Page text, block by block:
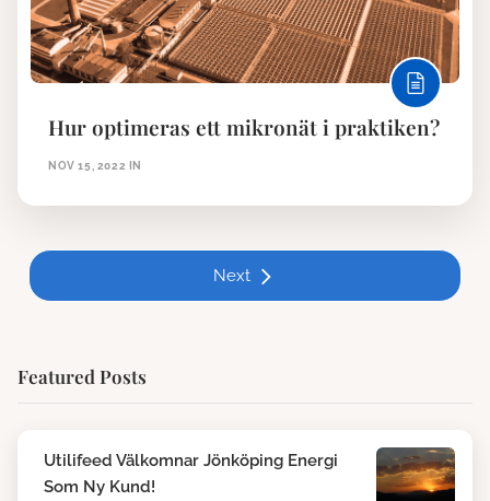
Hur optimeras ett mikronät i praktiken?
NOV 15, 2022 IN
Next
Featured Posts
Utilifeed Välkomnar Jönköping Energi
Som Ny Kund!